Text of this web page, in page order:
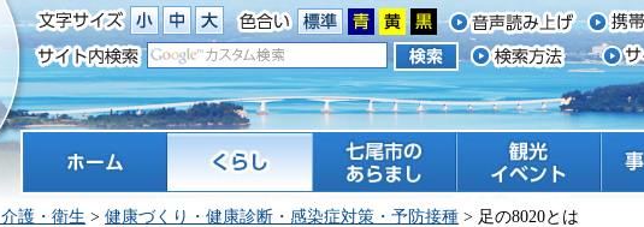
くらし 七尾市のあらまし 観光 イベント
護・衛生 > 健康づくり・健康診断・感染症対策・予防接種 > 足の8020とは